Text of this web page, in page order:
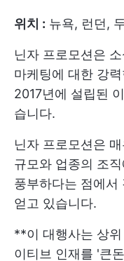
위치 : 뉴욕, 런던,
닌자 프로모션은
마케팅에 대한 강
2017년에 설립된
습니다.
닌자 프로모션은
규모와 업종의 조
풍부하다는 점에서
얻고 있습니다.
**이 대행사는 상
이티브 인재를 '큰